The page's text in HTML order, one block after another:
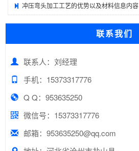
冲压弯头加工工艺的优势以及材料信息内容
联系我们
联系人：刘经理
手机：15373317776
Q Q：953635250
微信号：15373317776
邮箱：953635250@qq.com